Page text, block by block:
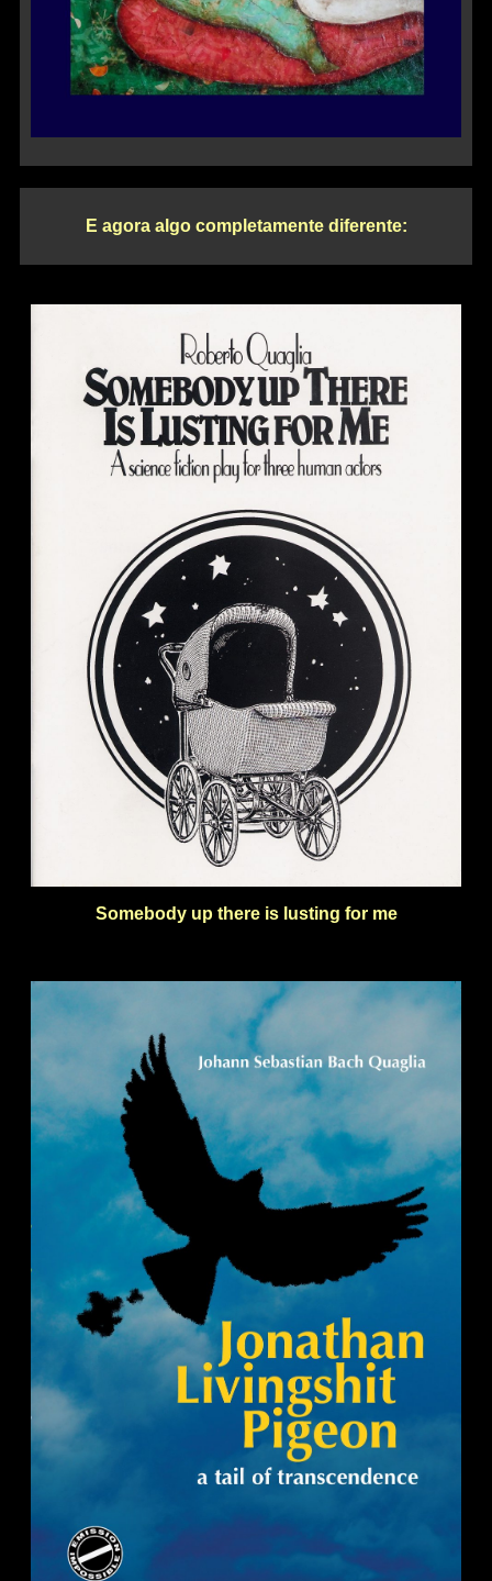
E agora algo completamente diferente:
Somebody up there is lusting for me